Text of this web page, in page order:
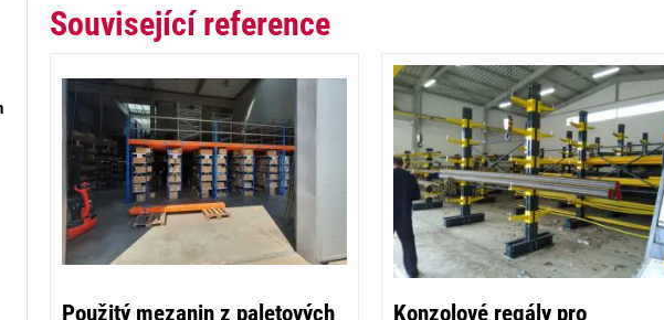
Související reference
Použitý mezanin z paletových
Konzolové regály pro